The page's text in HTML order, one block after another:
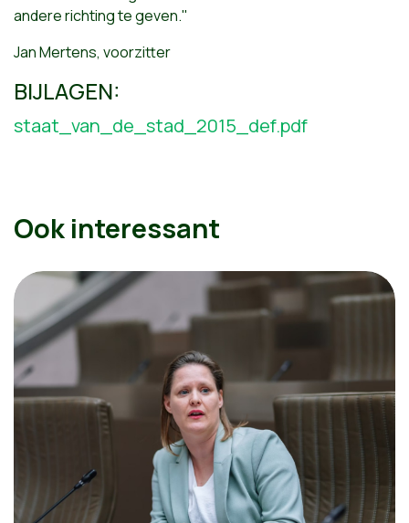
andere richting te geven."
Jan Mertens, voorzitter
BIJLAGEN:
staat_van_de_stad_2015_def.pdf
Ook interessant